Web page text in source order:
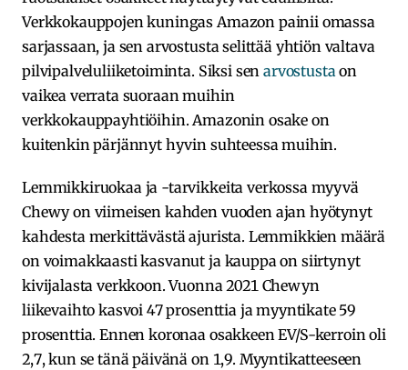
Verkkokauppojen kuningas Amazon painii omassa
sarjassaan, ja sen arvostusta selittää yhtiön valtava
pilvipalveluliiketoiminta. Siksi senarvostustaon
vaikea verrata suoraan muihin
verkkokauppayhtiöihin. Amazonin osake on
kuitenkin pärjännyt hyvin suhteessa muihin.
Lemmikkiruokaa ja -tarvikkeita verkossa myyvä
Chewy on viimeisen kahden vuoden ajan hyötynyt
kahdesta merkittävästä ajurista. Lemmikkien määrä
on voimakkaasti kasvanut ja kauppa on siirtynyt
kivijalasta verkkoon. Vuonna 2021 Chewyn
liikevaihto kasvoi 47 prosenttia ja myyntikate 59
prosenttia. Ennen koronaa osakkeen EV/S-kerroin oli
2,7, kun se tänä päivänä on 1,9. Myyntikatteeseen